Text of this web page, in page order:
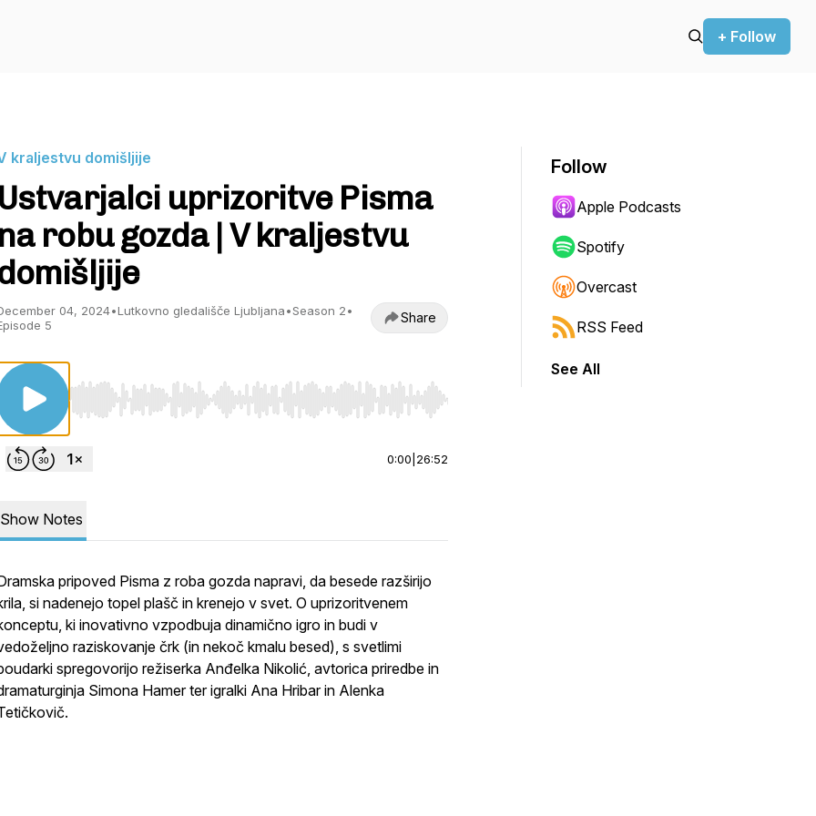
+ Follow
kraljestvu domišljije
Ustvarjalci uprizoritve Pisma
na robu gozda | V kraljestvu
04, 2024•Lutkovno gledališče Ljubljana•Season 2•
5
Share
Use Left/Right to seek, Home/End to jump to start or end. Hold shift to jump forward or backward.
0:00 26:52
Show Notes
pripoved Pisma z roba gozda napravi, da besede razširijo
si nadenejo topel plašč in krenejo v svet. O uprizoritvenem
ki inovativno vzpodbuja dinamično igro in budi v
raziskovanje črk (in nekoč kmalu besed), s svetlimi
spregovorijo režiserka Anđelka Nikolić, avtorica priredbe in
Simona Hamer ter igralki Ana Hribar in Alenka
Follow
Apple Podcasts
Spotify
Overcast
RSS Feed
See All